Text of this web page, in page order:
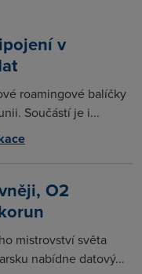
v
roamingové balíčky
Součástí je i...
O2
mistrovství světa
nabídne datový...